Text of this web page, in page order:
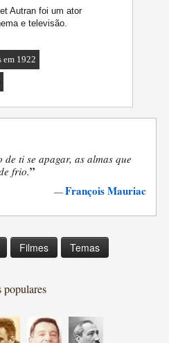
Autran foi um ator
e televisão.
em 1922
de ti se apagar, as almas que
frio.”
—François Mauriac
Filmes Temas
populares